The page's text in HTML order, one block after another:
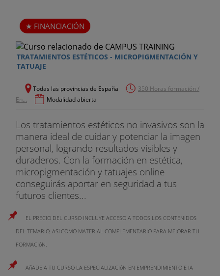
región de la nuca.
- Protocolo de linfodrenaje manual Vodder en la
región torso anterior.
región torso posterior.
región del miembro
- Aplicaciones de la técnica del linfodrenaje manual
Vodder.
- Masajes estéticos mediante técnicas por presión.
- Fundamentos y técnicas del shiatsu.
- Fundamentos y técnicas del shiatsu.
- Fundamentos y técnicas de la reflexología podal.
Módulo 6: Micropigmentación.
FINANCIACIÓN
TRATAMIENTOS ESTÉTICOS - MICROPIGMENTACIÓN Y
TATUAJE
Todas las provincias de España
350 Horas formación /
En...
Modalidad abierta
Los tratamientos estéticos no invasivos son la
manera ideal de cuidar y potenciar la imagen
personal, logrando resultados visibles y
duraderos. Con la formación en estética,
micropigmentación y tatuajes online
conseguirás aportar en seguridad a tus
futuros clientes...
EL PRECIO DEL CURSO INCLUYE ACCESO A TODOS LOS CONTENIDOS
DEL TEMARIO, ASí COMO MATERIAL COMPLEMENTARIO PARA MEJORAR TU
FORMACIóN.
AñADE A TU CURSO LA ESPECIALIZACIóN EN EMPRENDIMIENTO E IA